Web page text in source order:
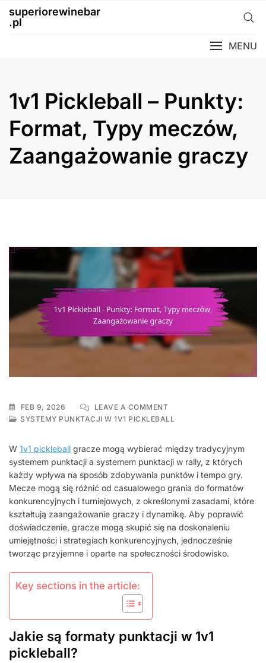
content
superiorewinebar
.pl
MENU
1v1 Pickleball – Punkty:
Format, Typy meczów,
Zaangażowanie graczy
FEB 9, 2026 LEAVE A COMMENTON
1V1
PUNKTY:
FORMAT,
TYPY
MECZÓW,
ZAANGAŻOWANIE
GRACZY
SYSTEMY PUNKTACJI W 1V1 PICKLEBALL
W 1v1 pickleball gracze mogą wybierać między tradycyjnym
systemem punktacji a systemem punktacji w rally, z których
każdy wpływa na sposób zdobywania punktów i tempo gry.
Mecze mogą się różnić od casualowego grania do formatów
konkurencyjnych i turniejowych, z określonymi zasadami, które
kształtują zaangażowanie graczy i dynamikę. Aby poprawić
doświadczenie, gracze mogą skupić się na doskonaleniu
umiejętności i strategiach konkurencyjnych, jednocześnie
tworząc przyjemne i oparte na społeczności środowisko.
Key sections in the article:
Jakie są formaty punktacji w 1v1
pickleball?